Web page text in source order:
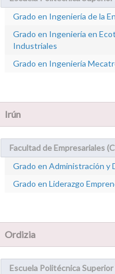
Grado en Ingeniería de la
Grado en Ingeniería en
Industriales
Grado en Ingeniería
Irún
Facultad de Empresariales
Grado en Administración y
Grado en Liderazgo
Ordizia
Escuela Politécnica